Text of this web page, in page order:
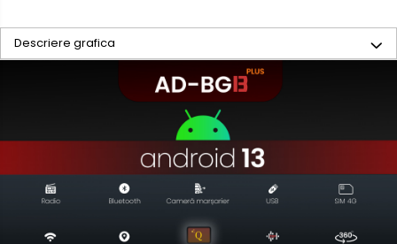
Descriere grafica